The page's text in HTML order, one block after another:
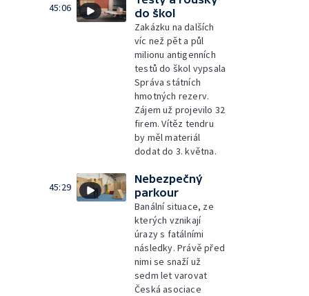
45:06
do škol
Zakázku na dalších
víc než pět a půl
milionu antigenních
testů do škol vypsala
Správa státních
hmotných rezerv.
Zájem už projevilo 32
firem. Vítěz tendru
by měl materiál
dodat do 3. května.
45:29
Nebezpečný
parkour
Banální situace, ze
kterých vznikají
úrazy s fatálními
následky. Právě před
nimi se snaží už
sedm let varovat
Česká asociace